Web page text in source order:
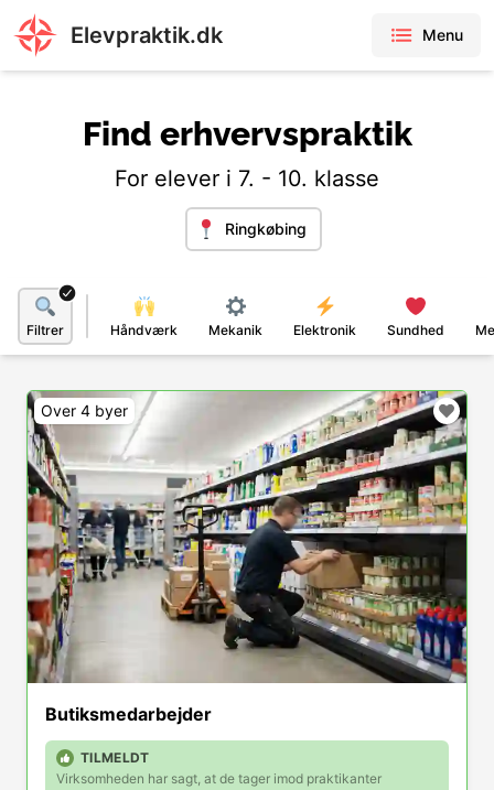
Elevpraktik.dk Menu
Find erhvervspraktik
For elever i 7. - 10. klasse
Ringkøbing
Filtrer Håndværk Mekanik Elektronik Sundhed
Over 4 byer
Butiksmedarbejder
TILMELDT
Virksomheden har sagt, at de tager imod praktikanter